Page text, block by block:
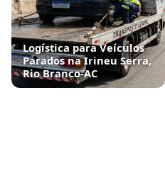
Logística para Veículos
Parados na Irineu Serra,
Rio Branco‑AC